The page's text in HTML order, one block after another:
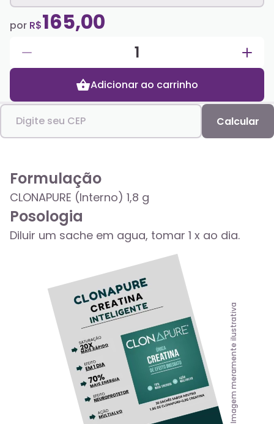
por R$165,00
1
Adicionar ao carrinho
Digite seu CEP Calcular
Formulação
CLONAPURE (Interno) 1,8 g
Posologia
Diluir um sache em agua, tomar 1 x ao dia.
Imagem meramente ilustrativa